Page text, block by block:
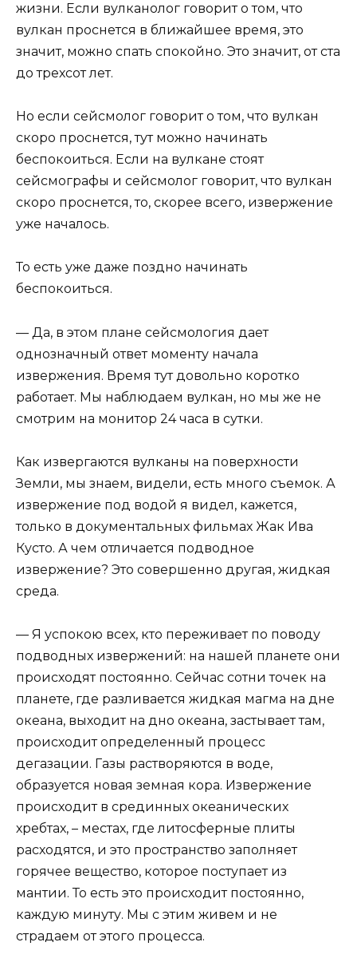
жизни. Если вулканолог говорит о том, что
вулкан проснется в ближайшее время, это
значит, можно спать спокойно. Это значит, от ста
до трехсот лет.
Но если сейсмолог говорит о том, что вулкан
скоро проснется, тут можно начинать
беспокоиться. Если на вулкане стоят
сейсмографы и сейсмолог говорит, что вулкан
скоро проснется, то, скорее всего, извержение
уже началось.
То есть уже даже поздно начинать
беспокоиться.
— Да, в этом плане сейсмология дает
однозначный ответ моменту начала
извержения. Время тут довольно коротко
работает. Мы наблюдаем вулкан, но мы же не
смотрим на монитор 24 часа в сутки.
Как извергаются вулканы на поверхности
Земли, мы знаем, видели, есть много съемок. А
извержение под водой я видел, кажется,
только в документальных фильмах Жак Ива
Кусто. А чем отличается подводное
извержение? Это совершенно другая, жидкая
среда.
— Я успокою всех, кто переживает по поводу
подводных извержений: на нашей планете они
происходят постоянно. Сейчас сотни точек на
планете, где разливается жидкая магма на дне
океана, выходит на дно океана, застывает там,
происходит определенный процесс
дегазации. Газы растворяются в воде,
образуется новая земная кора. Извержение
происходит в срединных океанических
хребтах, – местах, где литосферные плиты
расходятся, и это пространство заполняет
горячее вещество, которое поступает из
мантии. То есть это происходит постоянно,
каждую минуту. Мы с этим живем и не
страдаем от этого процесса.